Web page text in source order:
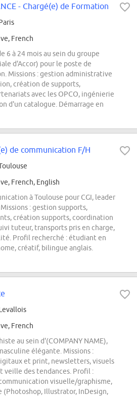
- Chargé(e) de Formation
French
6 à 24 mois au sein du groupe
d'Accor) pour le poste de
Missions : gestion administrative
création de supports,
avec les OPCO, ingénierie
d'un catalogue. Démarrage en
de communication F/H
French, English
à Toulouse pour CGI, leader
: gestion supports,
création supports, coordination
tuteur, transports pris en charge,
Profil recherché : étudiant en
créatif, bilingue anglais.
French
au sein d'(COMPANY NAME),
élégante. Missions :
et print, newsletters, visuels
veille des tendances. Profil :
visuelle/graphisme,
(Photoshop, Illustrator, InDesign,